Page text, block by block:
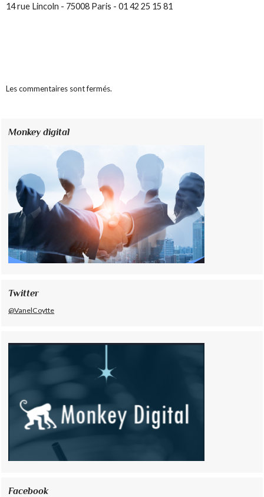
14 rue Lincoln - 75008 Paris - 01 42 25 15 81
Les commentaires sont fermés.
Monkey digital
Twitter
@VanelCoytte
Facebook